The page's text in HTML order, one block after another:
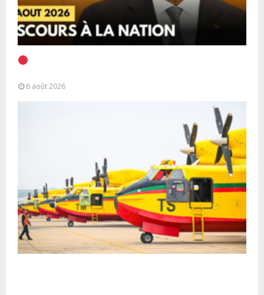
6 août 2026